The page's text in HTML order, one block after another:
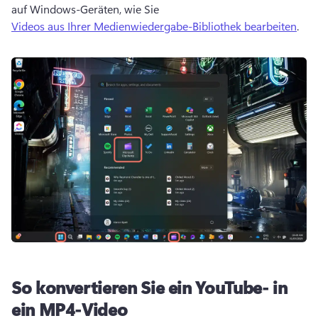
auf Windows-Geräten, wie Sie
Videos aus Ihrer Medienwiedergabe-Bibliothek bearbeiten.
So konvertieren Sie ein YouTube- in
ein MP4-Video